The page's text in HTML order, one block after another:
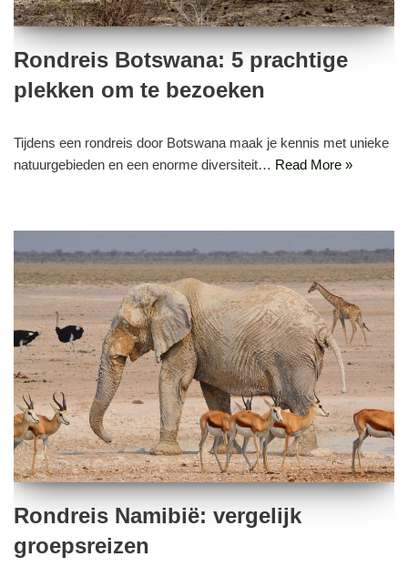
Rondreis Botswana: 5 prachtige
plekken om te bezoeken
Tijdens een rondreis door Botswana maak je kennis met unieke
natuurgebieden en een enorme diversiteit… Read More »
Rondreis Namibië: vergelijk
groepsreizen